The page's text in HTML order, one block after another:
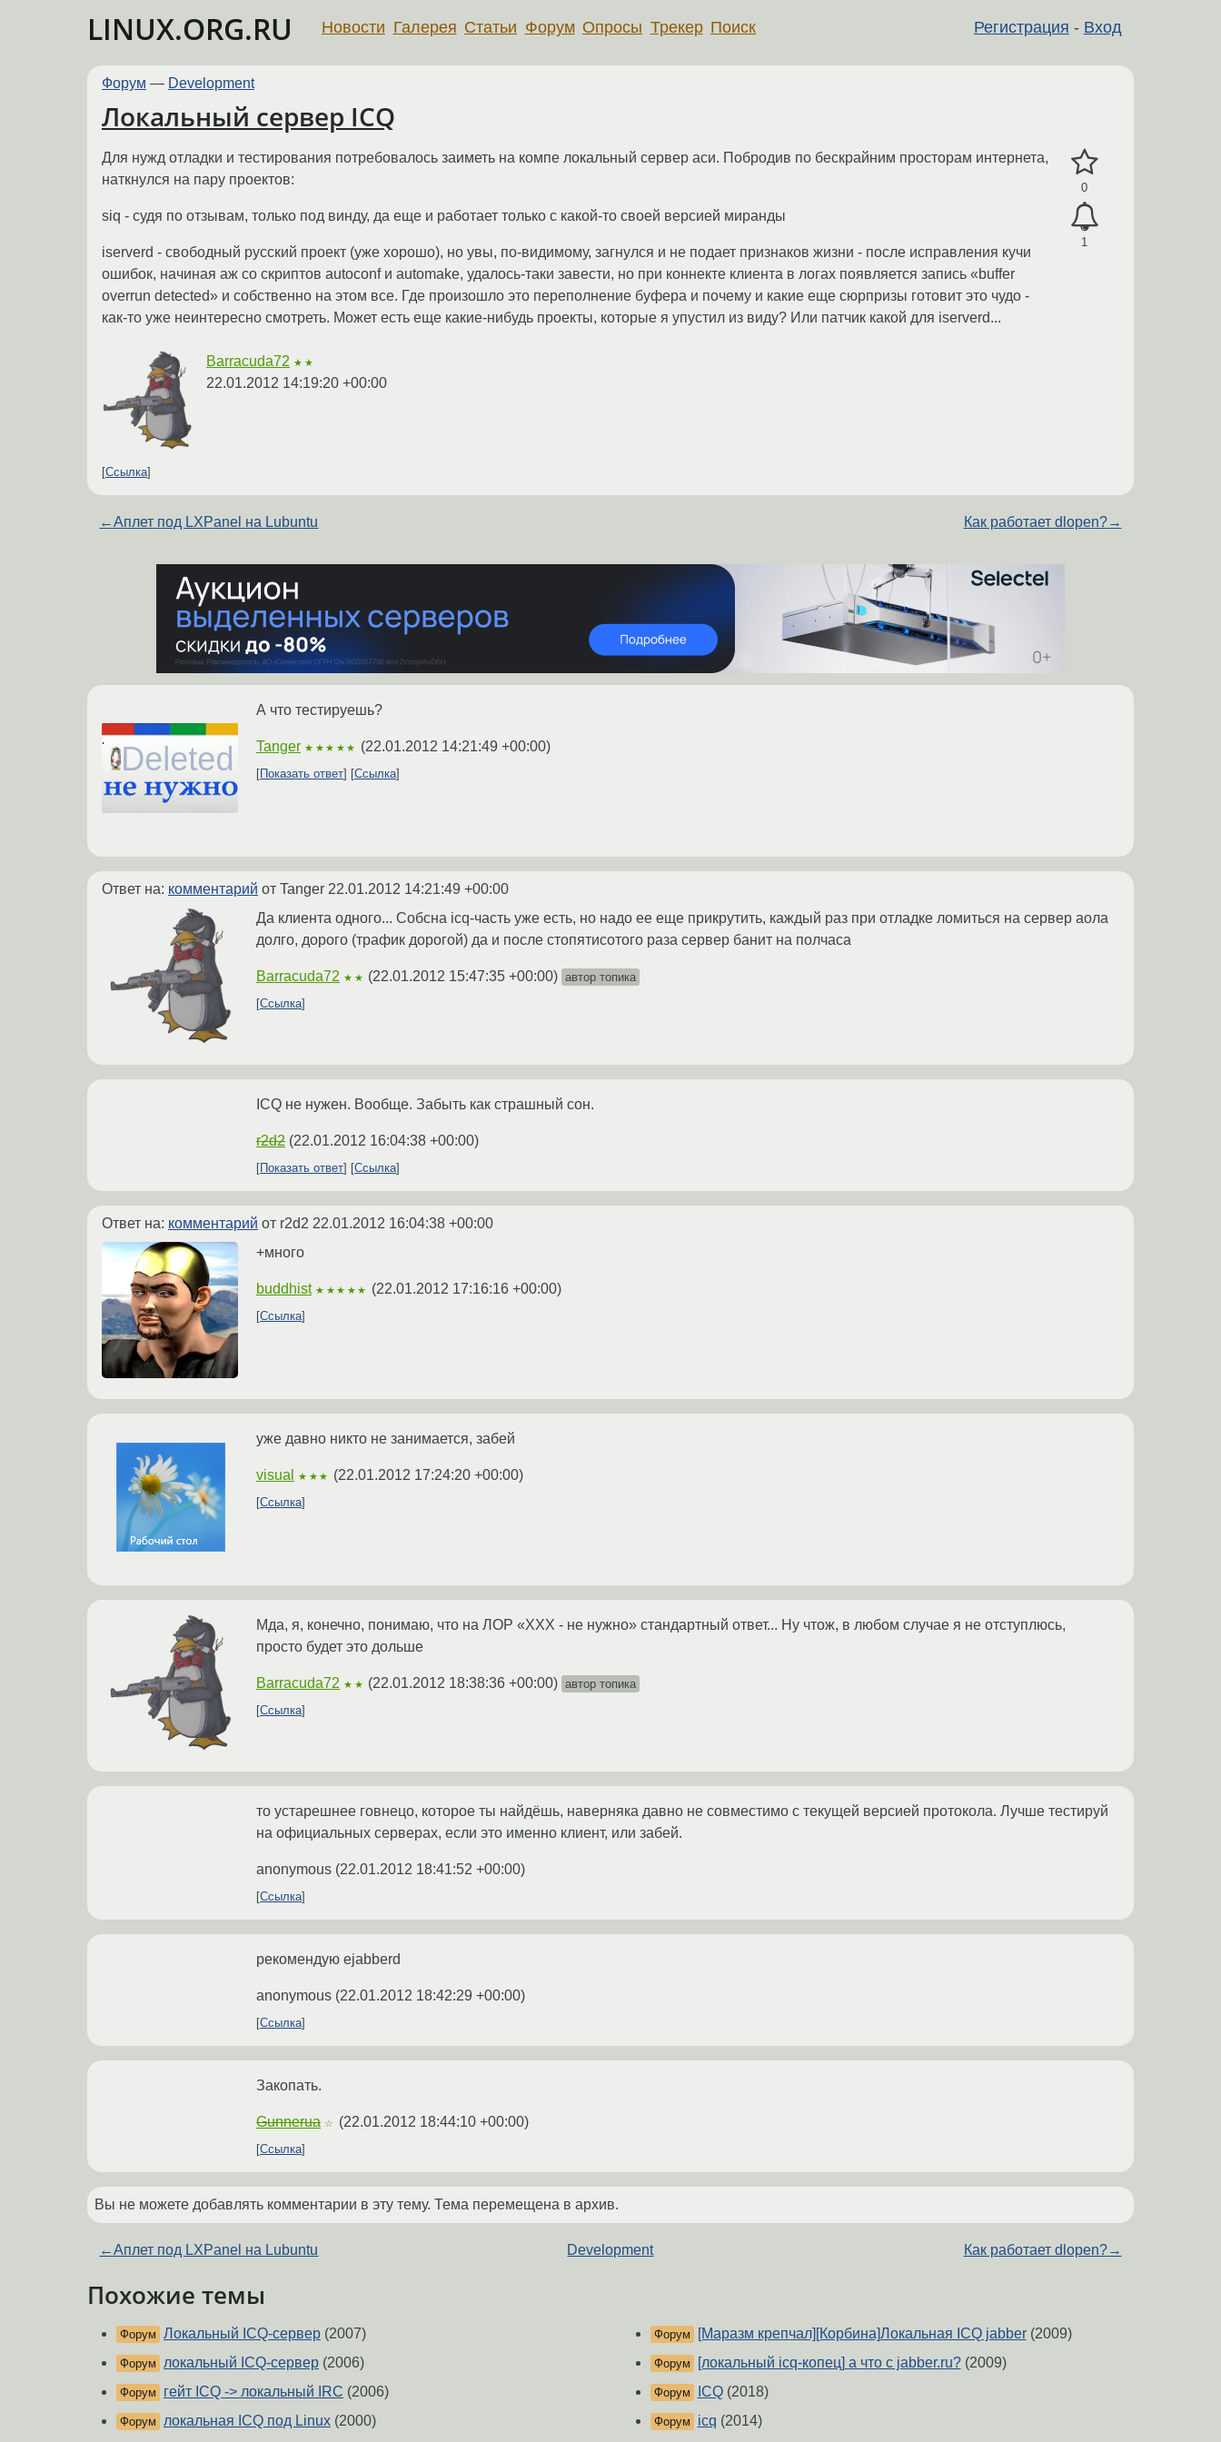
LINUX.ORG.RU Регистрация - Вход
Новости Галерея Статьи Форум Опросы Трекер Поиск
Форум — Development
Локальный сервер ICQ
0
1
Для нужд отладки и тестирования потребовалось заиметь на компе локальный сервер аси. Побродив по бескрайним просторам интернета,
наткнулся на пару проектов:
siq - судя по отзывам, только под винду, да еще и работает только с какой-то своей версией миранды
iserverd - свободный русский проект (уже хорошо), но увы, по-видимому, загнулся и не подает признаков жизни - после исправления кучи
ошибок, начиная аж со скриптов autoconf и automake, удалось-таки завести, но при коннекте клиента в логах появляется запись «buffer
overrun detected» и собственно на этом все. Где произошло это переполнение буфера и почему и какие еще сюрпризы готовит это чудо -
как-то уже неинтересно смотреть. Может есть еще какие-нибудь проекты, которые я упустил из виду? Или патчик какой для iserverd...
Barracuda72 ★★
22.01.2012 14:19:20 +00:00
Ссылка
←Аплет под LXPanel на Lubuntu Как работает dlopen?→
А что тестируешь?
Tanger ★★★★★ (22.01.2012 14:21:49 +00:00)
Показать ответ Ссылка
Ответ на: комментарий от Tanger 22.01.2012 14:21:49 +00:00
Да клиента одного... Собсна icq-часть уже есть, но надо ее еще прикрутить, каждый раз при отладке ломиться на сервер аола
долго, дорого (трафик дорогой) да и после стопятисотого раза сервер банит на полчаса
Barracuda72 ★★ (22.01.2012 15:47:35 +00:00) автор топика
Ссылка
ICQ не нужен. Вообще. Забыть как страшный сон.
r2d2 (22.01.2012 16:04:38 +00:00)
Показать ответ Ссылка
Ответ на: комментарий от r2d2 22.01.2012 16:04:38 +00:00
+много
buddhist ★★★★★ (22.01.2012 17:16:16 +00:00)
Ссылка
уже давно никто не занимается, забей
visual ★★★ (22.01.2012 17:24:20 +00:00)
Ссылка
Мда, я, конечно, понимаю, что на ЛОР «ХХХ - не нужно» стандартный ответ... Ну чтож, в любом случае я не отступлюсь,
просто будет это дольше
Barracuda72 ★★ (22.01.2012 18:38:36 +00:00) автор топика
Ссылка
то устарешнее говнецо, которое ты найдёшь, наверняка давно не совместимо с текущей версией протокола. Лучше тестируй
на официальных серверах, если это именно клиент, или забей.
anonymous (22.01.2012 18:41:52 +00:00)
Ссылка
рекомендую ejabberd
anonymous (22.01.2012 18:42:29 +00:00)
Ссылка
Закопать.
Gunnerua ☆ (22.01.2012 18:44:10 +00:00)
Ссылка
Вы не можете добавлять комментарии в эту тему. Тема перемещена в архив.
←Аплет под LXPanel на Lubuntu Development Как работает dlopen?→
Похожие темы
Форум Локальный ICQ-сервер (2007)
Форум локальный ICQ-сервер (2006)
Форум гейт ICQ -> локальный IRC (2006)
Форум локальная ICQ под Linux (2000)
Форум [Маразм крепчал][Корбина]Локальная ICQ jabber(2009)
Форум [локальный icq-копец] а что с jabber.ru?(2009)
Форум ICQ(2018)
Форум icq (2014)